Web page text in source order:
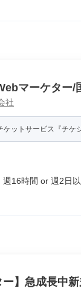
マーケター
社
ットサービス『チケ
16時間 or 週2日以
ー】急成長中